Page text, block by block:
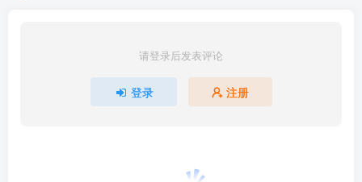
请登录后发表评论
登录 注册